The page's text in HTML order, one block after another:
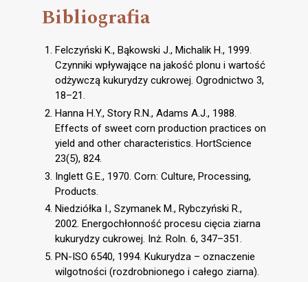
Bibliografia
Felczyński K., Bąkowski J., Michalik H., 1999.
Czynniki wpływające na jakość plonu i wartość
odżywczą kukurydzy cukrowej. Ogrodnictwo 3,
18–21.
Hanna H.Y., Story R.N., Adams A.J., 1988.
Effects of sweet corn production practices on
yield and other characteristics. HortScience
23(5), 824.
Inglett G.E., 1970. Corn: Culture, Processing,
Products.
Niedziółka I., Szymanek M., Rybczyński R.,
2002. Energochłonność procesu cięcia ziarna
kukurydzy cukrowej. Inż. Roln. 6, 347–351.
PN-ISO 6540, 1994. Kukurydza – oznaczenie
wilgotności (rozdrobnionego i całego ziarna).